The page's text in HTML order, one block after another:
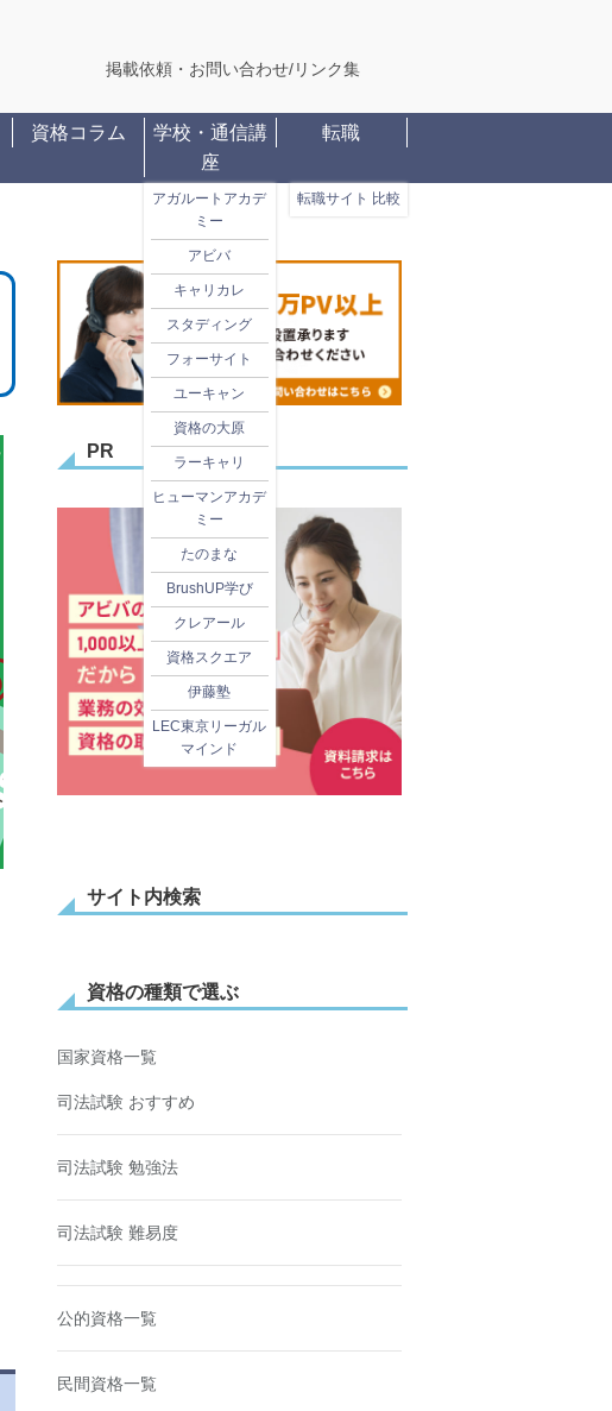
掲載依頼・お問い合わせ/リンク集
資格コラム
学校・通信講
座
アガルートアカデ
ミー
アビバ
キャリカレ
スタディング
フォーサイト
ユーキャン
資格の大原
ラーキャリ
ヒューマンアカデ
ミー
たのまな
BrushUP学び
クレアール
資格スクエア
伊藤塾
LEC東京リーガル
マインド
転職
転職サイト 比較
PR
サイト内検索
資格の種類で選ぶ
国家資格一覧
司法試験 おすすめ
司法試験 勉強法
司法試験 難易度
公的資格一覧
民間資格一覧